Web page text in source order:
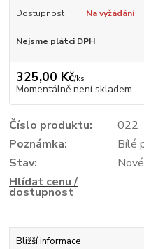
Dostupnost Na vyžádání
Nejsme plátci DPH
325,00 Kč/ks
Momentálně není skladem
Číslo produktu:
022
Poznámka:
Bílé
Stav:
Nové
Hlídat cenu /
dostupnost
Bližší informace